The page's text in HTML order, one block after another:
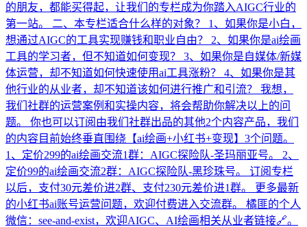
的朋友，都能买得起，让我们的专栏成为你踏入AIGC行业的
第一站。 二、本专栏适合什么样的对象？ 1、如果你是小白，
想通过AIGC的工具实现赚钱和职业自由？ 2、如果你是ai绘画
工具的学习者，但不知道如何变现？ 3、如果你是自媒体/新媒
体运营，却不知道如何快速使用ai工具涨粉？ 4、如果你是其
他行业的从业者，却不知道该如何进行推广和引流？ 我想，
我们社群的运营案例和实操内容，将会帮助你解决以上的问
题。 你也可以订阅由我们社群出品的其他2个内容产品，我们
的内容目前始终垂直围绕【ai绘画+小红书+变现】3个问题。
1、定价299的ai绘画交流1群：AIGC探险队-圣玛丽亚号。 2、
定价99的ai绘画交流2群：AIGC探险队-黑珍珠号。 订阅专栏
以后，支付30元差价进2群、支付230元差价进1群。 更多最新
的小红书ai账号运营问题，欢迎付费进入交流群。 橘匪的个人
微信：see-and-exist，欢迎AIGC、AI绘画相关从业者链接🔗。